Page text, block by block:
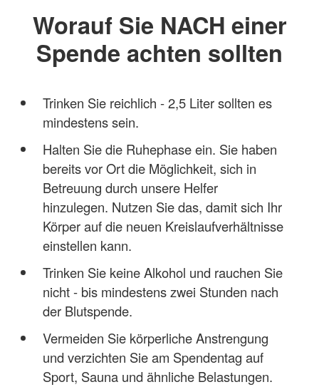
Worauf Sie NACH einer
Spende achten sollten
Trinken Sie reichlich - 2,5 Liter sollten es
mindestens sein.
Halten Sie die Ruhephase ein. Sie haben
bereits vor Ort die Möglichkeit, sich in
Betreuung durch unsere Helfer
hinzulegen. Nutzen Sie das, damit sich Ihr
Körper auf die neuen Kreislaufverhältnisse
einstellen kann.
Trinken Sie keine Alkohol und rauchen Sie
nicht - bis mindestens zwei Stunden nach
der Blutspende.
Vermeiden Sie körperliche Anstrengung
und verzichten Sie am Spendentag auf
Sport, Sauna und ähnliche Belastungen.